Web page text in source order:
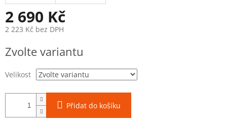
2 690 Kč
2 223 Kč bez DPH
cena:
Zvolte variantu
Velikost
Přidat do košíku